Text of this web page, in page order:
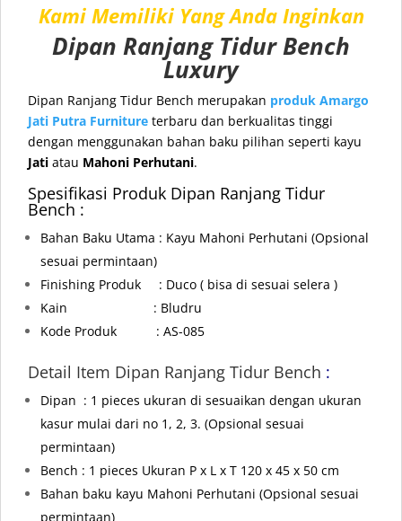
Kami Memiliki Yang Anda Inginkan
Dipan Ranjang Tidur Bench
Luxury
Dipan Ranjang Tidur Bench merupakan produk Amargo
Jati Putra Furniture terbaru dan berkualitas tinggi
dengan menggunakan bahan baku pilihan seperti kayu
Jati atau Mahoni Perhutani.
Spesifikasi Produk Dipan Ranjang Tidur
Bench :
Bahan Baku Utama : Kayu Mahoni Perhutani (Opsional
sesuai permintaan)
Finishing Produk : Duco ( bisa di sesuai selera )
Kain : Bludru
Kode Produk : AS-085
Detail Item Dipan Ranjang Tidur Bench :
Dipan : 1 pieces ukuran di sesuaikan dengan ukuran
kasur mulai dari no 1, 2, 3. (Opsional sesuai
permintaan)
Bench : 1 pieces Ukuran P x L x T 120 x 45 x 50 cm
Bahan baku kayu Mahoni Perhutani (Opsional sesuai
permintaan)